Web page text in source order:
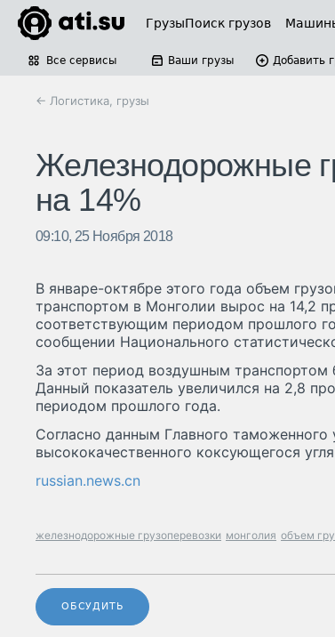
ГрузыПоиск грузов
Все сервисы Ваши грузы Добавить
← Логистика, грузы
Железнодорожные
на 14%
09:10, 25 Ноября 2018
В январе-октябре этого года объем
транспортом в Монголии вырос на 14,2
соответствующим периодом прошлого
сообщении Национального
За этот период воздушным транспортом
Данный показатель увеличился на 2,8
периодом прошлого года.
Согласно данным Главного
высококачественного коксующегося
russian.news.cn
железнодорожные грузоперевозки монголия объем
ОБСУДИТЬ